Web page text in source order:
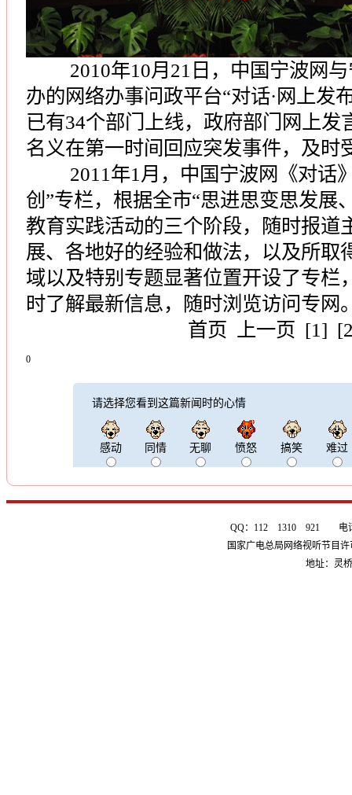
2010年10月21日，中国宁波网与
办的网络办事问政平台“对话·网上发
已有34个部门上线，政府部门网上发
名义在第一时间回应突发事件，及时
2011年1月，中国宁波网《对话
创”专栏，根据全市“思进思变思发展
教育实践活动的三个阶段，随时报道
展、各地好的经验和做法，以及所取
域以及特别专题显著位置开设了专栏
时了解最新信息，随时浏览访问专网
首页
上一页 [1]
0
请选择您看到这篇新闻时的心情
感动 同情 无聊 愤怒 搞笑 难过
QQ：112 1310 921 电话
国家广电总局网络视听节目
地址：灵